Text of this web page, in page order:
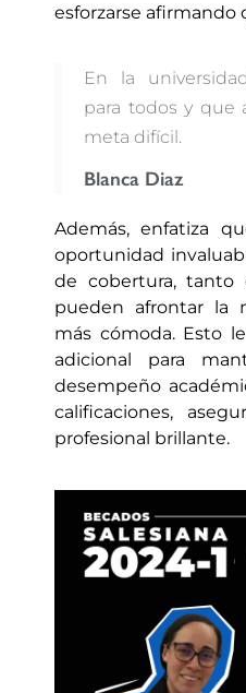
esforzarse afirmando
En la
para todos y que
meta difícil.
Blanca Diaz
Además, enfatiza
oportunidad
de cobertura, tanto
pueden afrontar la
más cómoda. Esto
adicional para
desempeño
calificaciones,
profesional brillante.